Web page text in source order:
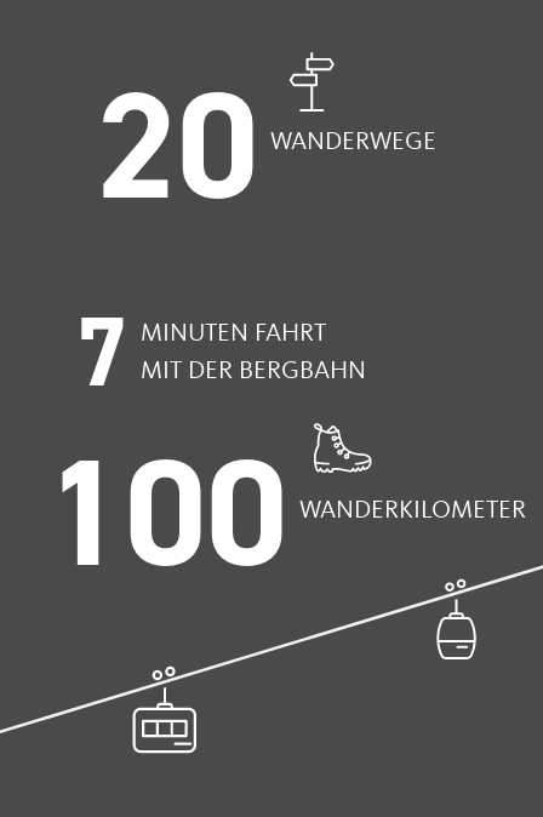
100 WANDERKILOMETER
7 MINUTEN FAHRT
MIT DER BERGBAHN
20 WANDERWEGE